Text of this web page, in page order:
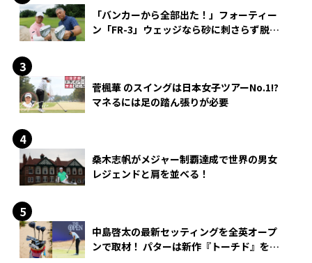
「バンカーから全部出た！」フォーティー
ン「FR-3」ウェッジなら砂に刺さらず脱出
菅楓華 のスイングは日本女子ツアーNo.1!?
マネるには足の踏ん張りが必要
桑木志帆がメジャー制覇達成で世界の男女
レジェンドと肩を並べる！
中島啓太の最新セッティングを全英オープ
ンで取材！ パターは新作『トーチド』を投